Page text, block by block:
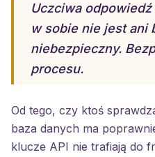
Uczciwa
w sobie nie jest ani
niebezpieczny.
procesu.
Od tego, czy ktoś
baza danych ma
klucze API nie trafiają do